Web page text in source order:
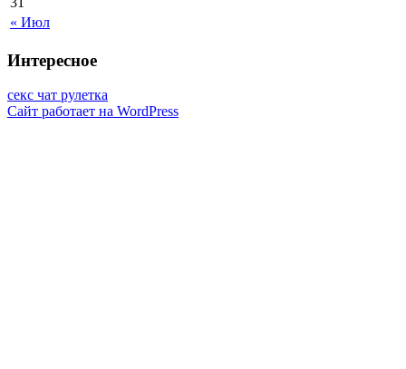
« Июл
Интересное
секс чат рулетка
Сайт работает на WordPress